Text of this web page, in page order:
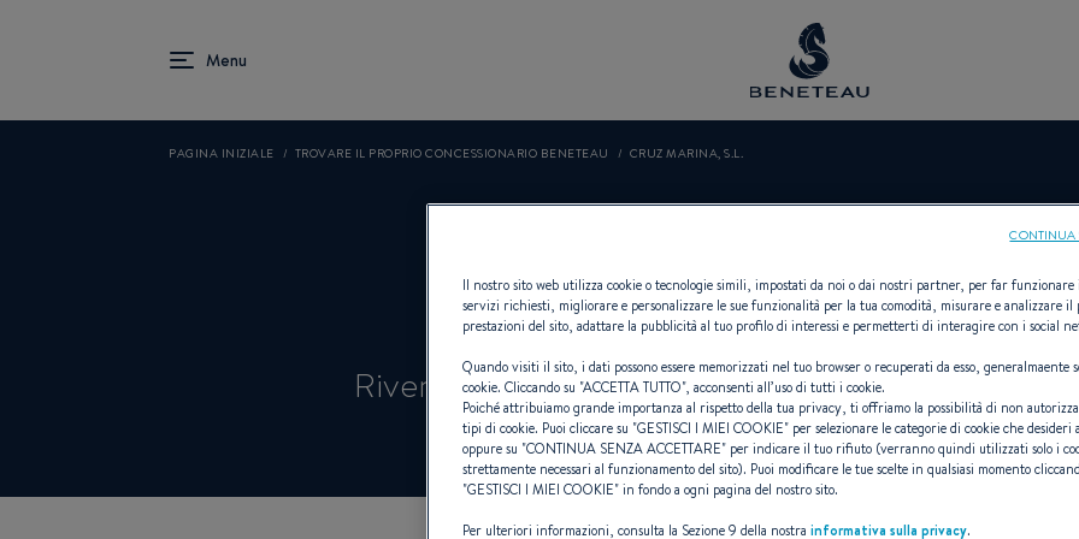
PAGINA INIZIALE TROVARE IL PROPRIO CONCESSIONARIO BENETEAU CRUZ MARINA, S.L.
CRUZ MARINA,
Rivenditori Vela, Entrobordo, Fuoribordo, First
Il nostro sito web utilizza cookie o tecnologie simili, impostati da noi o dai nostri partner, per far
servizi richiesti, migliorare e personalizzare le sue funzionalità per la tua comodità, misurare e analizzare il
prestazioni del sito, adattare la pubblicità al tuo profilo di interessi e permetterti di interagire con i social
Quando visiti il sito, i dati possono essere memorizzati nel tuo browser o recuperati da esso, generalmaente
cookie. Cliccando su "ACCETTA TUTTO", acconsenti all’uso di tutti i cookie.
Poiché attribuiamo grande importanza al rispetto della tua privacy, ti offriamo la possibilità di non
tipi di cookie. Puoi cliccare su "GESTISCI I MIEI COOKIE" per selezionare le categorie di cookie che desideri
oppure su "CONTINUA SENZA ACCETTARE" per indicare il tuo rifiuto (verranno quindi utilizzati solo i
strettamente necessari al funzionamento del sito). Puoi modificare le tue scelte in qualsiasi momento
"GESTISCI I MIEI COOKIE" in fondo a ogni pagina del nostro sito.
Per ulteriori informazioni, consulta la Sezione 9 della nostra informativa sulla privacy.
CONTINUA